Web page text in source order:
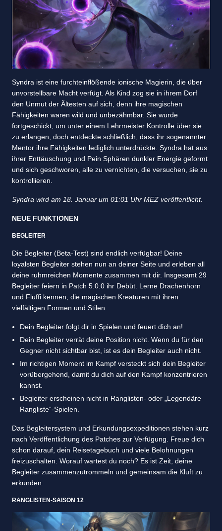
Syndra ist eine furchteinflößende ionische Magierin, die über
unvorstellbare Macht verfügt. Als Kind zog sie in ihrem Dorf
den Unmut der Ältesten auf sich, denn ihre magischen
Fähigkeiten waren wild und unbezähmbar. Sie wurde
fortgeschickt, um unter einem Lehrmeister Kontrolle über sie
zu erlangen, doch entdeckte schließlich, dass ihr sogenannter
Mentor ihre Fähigkeiten lediglich unterdrückte. Syndra hat aus
ihrer Enttäuschung und Pein Sphären dunkler Energie geformt
und sich geschworen, alle zu vernichten, die versuchen, sie zu
kontrollieren.
Syndra wird am 18. Januar um 01:01 Uhr MEZ veröffentlicht.
NEUE FUNKTIONEN
BEGLEITER
Die Begleiter (Beta-Test) sind endlich verfügbar! Deine
loyalsten Begleiter stehen nun an deiner Seite und erleben all
deine ruhmreichen Momente zusammen mit dir. Insgesamt 29
Begleiter feiern in Patch 5.0.0 ihr Debüt. Lerne Drachenhorn
und Fluffi kennen, die magischen Kreaturen mit ihren
vielfältigen Formen und Stilen.
Dein Begleiter folgt dir in Spielen und feuert dich an!
Dein Begleiter verrät deine Position nicht. Wenn du für den
Gegner nicht sichtbar bist, ist es dein Begleiter auch nicht.
Im richtigen Moment im Kampf versteckt sich dein Begleiter
vorübergehend, damit du dich auf den Kampf konzentrieren
kannst.
Begleiter erscheinen nicht in Ranglisten- oder „Legendäre
Rangliste“-Spielen.
Das Begleitersystem und Erkundungsexpeditionen stehen kurz
nach Veröffentlichung des Patches zur Verfügung. Freue dich
schon darauf, dein Reisetagebuch und viele Belohnungen
freizuschalten. Worauf wartest du noch? Es ist Zeit, deine
Begleiter zusammenzutrommeln und gemeinsam die Kluft zu
erkunden.
RANGLISTEN-SAISON 12